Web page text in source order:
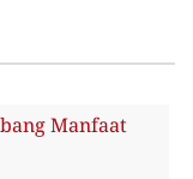
Manfaat